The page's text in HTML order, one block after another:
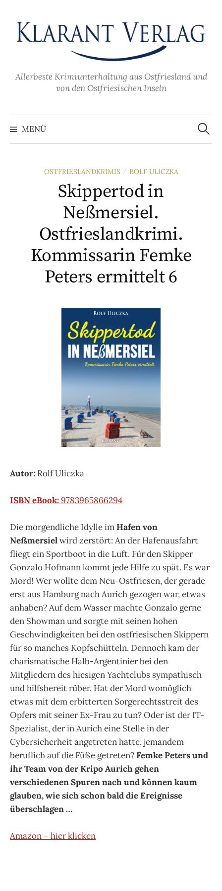
Inhalt
überspringen
Allerbeste Krimiunterhaltung aus Ostfriesland und
von den Ostfriesischen Inseln
MENÜ
Suche
nach:
OSTFRIESLANDKRIMIS / ROLF ULICZKA
Skippertod in
Neßmersiel.
Ostfrieslandkrimi.
Kommissarin Femke
Peters ermittelt 6
Autor: Rolf Uliczka
ISBN eBook:9783965866294
Die morgendliche Idylle imHafen von
Neßmersielwird zerstört: An der Hafenausfahrt
fliegt ein Sportboot in die Luft. Für den Skipper
Gonzalo Hofmann kommt jede Hilfe zu spät. Es war
Mord! Wer wollte dem Neu-Ostfriesen, der gerade
erst aus Hamburg nach Aurich gezogen war, etwas
anhaben? Auf dem Wasser machte Gonzalo gerne
den Showman und sorgte mit seinen hohen
Geschwindigkeiten bei den ostfriesischen Skippern
für so manches Kopfschütteln. Dennoch kam der
charismatische Halb-Argentinier bei den
Mitgliedern des hiesigen Yachtclubs sympathisch
und hilfsbereit rüber. Hat der Mord womöglich
etwas mit dem erbitterten Sorgerechtsstreit des
Opfers mit seiner Ex-Frau zu tun? Oder ist der IT-
Spezialist, der in Aurich eine Stelle in der
Cybersicherheit angetreten hatte, jemandem
beruflich auf die Füße getreten?Femke Peters und
ihr Team von der Kripo Aurich gehen
verschiedenen Spuren nach und können kaum
glauben, wie sich schon bald die Ereignisse
überschlagen …
Amazon – hier klicken